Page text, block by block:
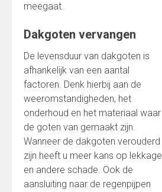
meegaat.
Dakgoten vervangen
De levensduur van dakgoten is
afhankelijk van een aantal
factoren. Denk hierbij aan de
weeromstandigheden, het
onderhoud en het materiaal waar
de goten van gemaakt zijn.
Wanneer de dakgoten verouderd
zijn heeft u meer kans op lekkage
en andere schade. Ook de
aansluiting naar de regenpijpen